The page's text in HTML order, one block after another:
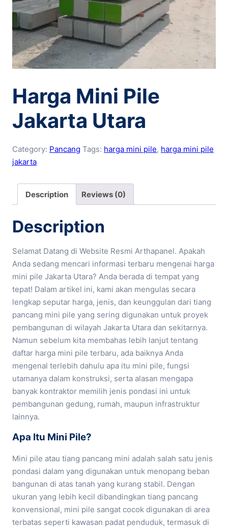
Harga Mini Pile
Jakarta Utara
Category: Pancang Tags: harga mini pile, harga mini pile
jakarta
Description Reviews (0)
Description
Selamat Datang di Website Resmi Arthapanel. Apakah
Anda sedang mencari informasi terbaru mengenai harga
mini pile Jakarta Utara? Anda berada di tempat yang
tepat! Dalam artikel ini, kami akan mengulas secara
lengkap seputar harga, jenis, dan keunggulan dari tiang
pancang mini pile yang sering digunakan untuk proyek
pembangunan di wilayah Jakarta Utara dan sekitarnya.
Namun sebelum kita membahas lebih lanjut tentang
daftar harga mini pile terbaru, ada baiknya Anda
mengenal terlebih dahulu apa itu mini pile, fungsi
utamanya dalam konstruksi, serta alasan mengapa
banyak kontraktor memilih jenis pondasi ini untuk
pembangunan gedung, rumah, maupun infrastruktur
lainnya.
Apa Itu Mini Pile?
Mini pile atau tiang pancang mini adalah salah satu jenis
pondasi dalam yang digunakan untuk menopang beban
bangunan di atas tanah yang kurang stabil. Dengan
ukuran yang lebih kecil dibandingkan tiang pancang
konvensional, mini pile sangat cocok digunakan di area
terbatas seperti kawasan padat penduduk, termasuk di